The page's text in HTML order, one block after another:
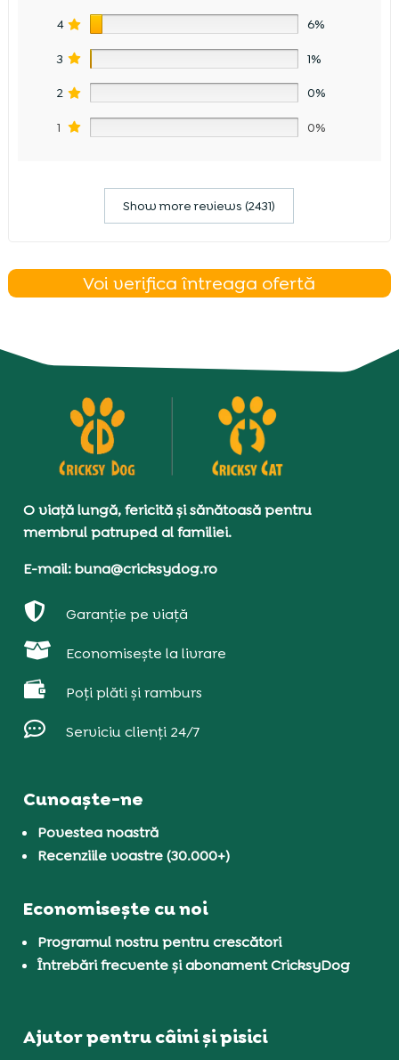
4 6%
3 1%
2 0%
1 0%
Show more reviews (2431)
Voi verifica întreaga ofertă
O viață lungă, fericită și sănătoasă pentru
membrul patruped al familiei.
E-mail: buna@cricksydog.ro
 Garanție pe viață
 Economisește la livrare
 Poți plăti și ramburs
 Serviciu clienți 24/7
Cunoaște-ne
Povestea noastră
Recenziile voastre (30.000+)
Economisește cu noi
Programul nostru pentru crescători
Întrebări frecvente și abonament CricksyDog
Ajutor pentru câini și pisici